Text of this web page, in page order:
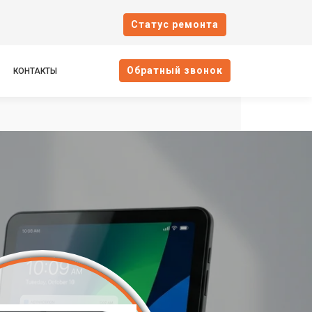
Cтатус ремонта
КОНТАКТЫ Oбратный звонок